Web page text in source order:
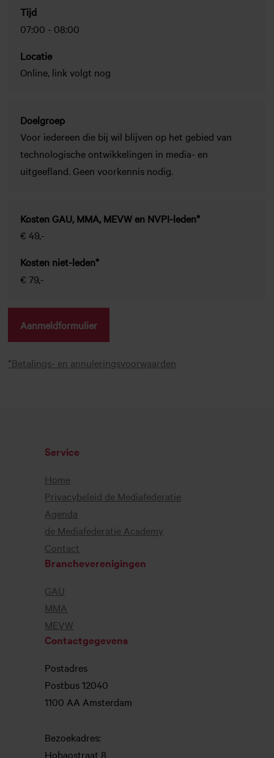
Tijd
07:00 - 08:00
Locatie
Online, link volgt nog
Doelgroep
Voor iedereen die bij wil blijven op het gebied van
technologische ontwikkelingen in media- en
uitgeefland. Geen voorkennis nodig.
Kosten GAU, MMA, MEVW en NVPI-leden*
€ 49,-
Kosten niet-leden*
€ 79,-
Aanmeldformulier
*Betalings- en annuleringsvoorwaarden
Service
Home
Privacybeleid de Mediafederatie
Agenda
de Mediafederatie Academy
Contact
Brancheverenigingen
GAU
MMA
MEVW
Contactgegevens
Postadres
Postbus 12040
1100 AA Amsterdam
Bezoekadres:
Hobaostraat 8